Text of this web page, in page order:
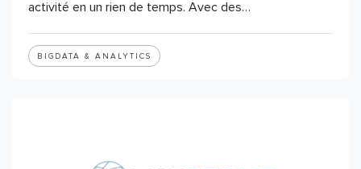
activité en un rien de temps. Avec des…
BIGDATA & ANALYTICS